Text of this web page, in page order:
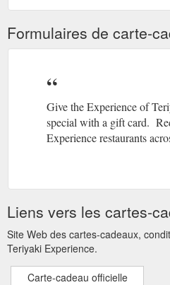
Formulaires de carte-
Give the Experience of
special with a gift card.
Experience restaurants
Liens vers les cartes-
Site Web des cartes-cadeaux,
Teriyaki Experience.
Carte-cadeau officielle